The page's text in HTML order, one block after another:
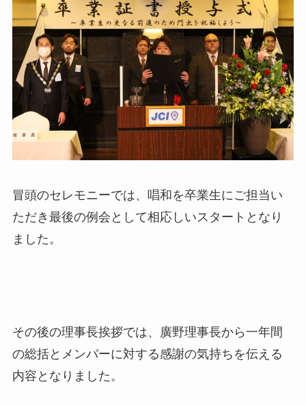
冒頭のセレモニーでは、唱和を卒業生にご担当い
ただき最後の例会として相応しいスタートとなり
ました。
その後の理事長挨拶では、廣野理事長から一年間
の総括とメンバーに対する感謝の気持ちを伝える
内容となりました。